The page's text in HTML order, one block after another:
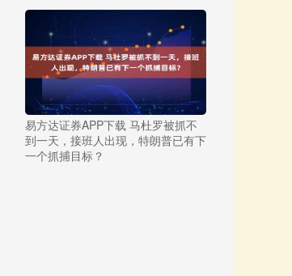
易方达证券APP下载 马杜罗被抓不
到一天，接班人出现，特朗普已有下
一个抓捕目标？